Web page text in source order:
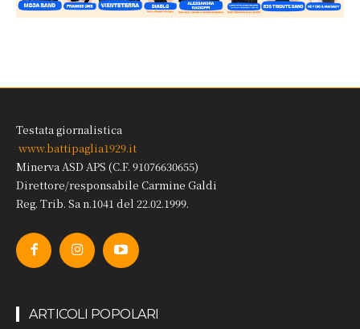
Testata giornalistica
www.battipaglia1929.it
Minerva ASD APS (C.F. 91076630655)
Direttore/responsabile Carmine Galdi
Reg. Trib. Sa n.1041 del 22.02.1999.
ARTICOLI POPOLARI